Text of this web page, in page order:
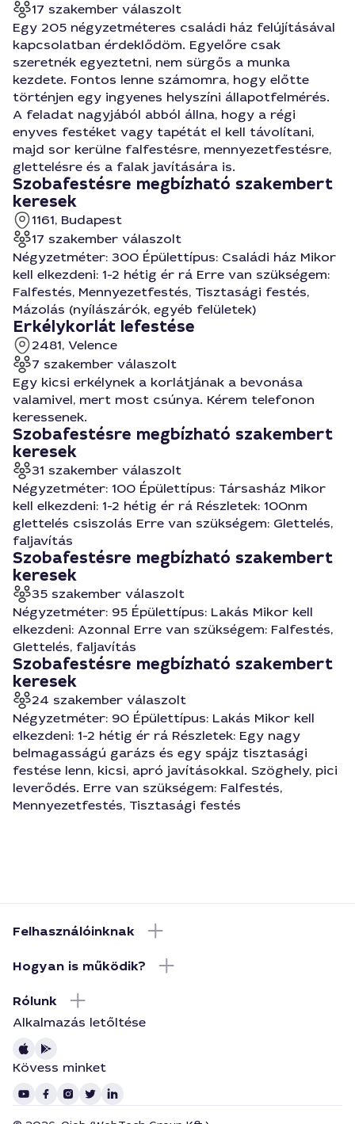
17 szakember válaszolt
Egy 205 négyzetméteres családi ház felújításával
kapcsolatban érdeklődöm. Egyelőre csak
szeretnék egyeztetni, nem sürgős a munka
kezdete. Fontos lenne számomra, hogy előtte
történjen egy ingyenes helyszíni állapotfelmérés.
A feladat nagyjából abból állna, hogy a régi
enyves festéket vagy tapétát el kell távolítani,
majd sor kerülne falfestésre, mennyezetfestésre,
glettelésre és a falak javítására is.
Szobafestésre megbízható szakembert
keresek
1161, Budapest
17 szakember válaszolt
Négyzetméter: 300 Épülettípus: Családi ház Mikor
kell elkezdeni: 1-2 hétig ér rá Erre van szükségem:
Falfestés, Mennyezetfestés, Tisztasági festés,
Mázolás (nyílászárók, egyéb felületek)
Erkélykorlát lefestése
2481, Velence
7 szakember válaszolt
Egy kicsi erkélynek a korlátjának a bevonása
valamivel, mert most csúnya. Kérem telefonon
keressenek.
Szobafestésre megbízható szakembert
keresek
31 szakember válaszolt
Négyzetméter: 100 Épülettípus: Társasház Mikor
kell elkezdeni: 1-2 hétig ér rá Részletek: 100nm
glettelés csiszolás Erre van szükségem: Glettelés,
faljavítás
Szobafestésre megbízható szakembert
keresek
35 szakember válaszolt
Négyzetméter: 95 Épülettípus: Lakás Mikor kell
elkezdeni: Azonnal Erre van szükségem: Falfestés,
Glettelés, faljavítás
Szobafestésre megbízható szakembert
keresek
24 szakember válaszolt
Négyzetméter: 90 Épülettípus: Lakás Mikor kell
elkezdeni: 1-2 hétig ér rá Részletek: Egy nagy
belmagasságú garázs és egy spájz tisztasági
festése lenn, kicsi, apró javításokkal. Szöghely, pici
leverődés. Erre van szükségem: Falfestés,
Mennyezetfestés, Tisztasági festés
Felhasználóinknak
Hogyan is működik?
Rólunk
Alkalmazás letőltése
Kövess minket